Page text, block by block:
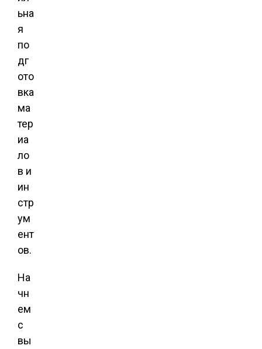
ьна
я
по
дг
ото
вка
ма
тер
иа
ло
в и
ин
стр
ум
ент
ов.
На
чн
ем
с
вы